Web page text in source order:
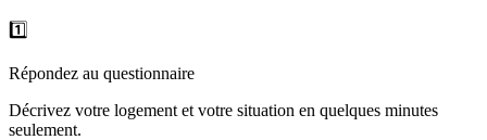
1️⃣
Répondez au questionnaire
Décrivez votre logement et votre situation en quelques minutes
seulement.